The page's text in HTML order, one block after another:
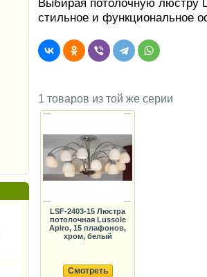
стильное и функциональное
1 товаров из той же серии
LSF-2403-15 Люстра
потолочная Lussole
Apiro, 15 плафонов,
хром, белый
Смотреть